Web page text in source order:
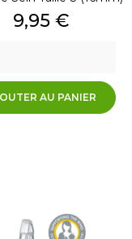
Prix
9,95 €
AU PANIER